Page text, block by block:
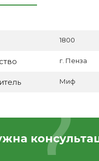
1800
г. Пенза
Миф